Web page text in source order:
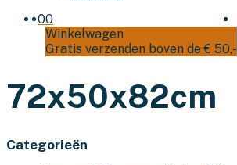
00
Winkelwagen
Gratis verzenden boven de € 50,-
72x50x82cm
Categorieën